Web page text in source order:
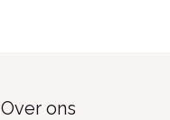
Over ons